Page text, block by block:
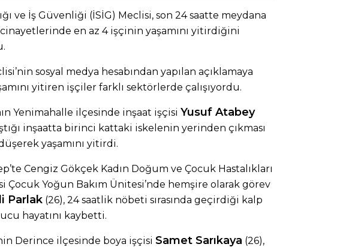
ve İş Güvenliği (İSİG) Meclisi, son 24 saatte meydana
en az 4 işçinin yaşamını yitirdiğini
sosyal medya hesabından yapılan açıklamaya
yitiren işçiler farklı sektörlerde çalışıyordu.
Yenimahalle ilçesinde inşaat işçisi Yusuf Atabey
inşaatta birinci kattaki iskelenin yerinden çıkması
yaşamını yitirdi.
Cengiz Gökçek Kadın Doğum ve Çocuk Hastalıkları
Çocuk Yoğun Bakım Ünitesi’nde hemşire olarak görev
Parlak (26), 24 saatlik nöbeti sırasında geçirdiği kalp
hayatını kaybetti.
Derince ilçesinde boya işçisi Samet Sarıkaya (26),